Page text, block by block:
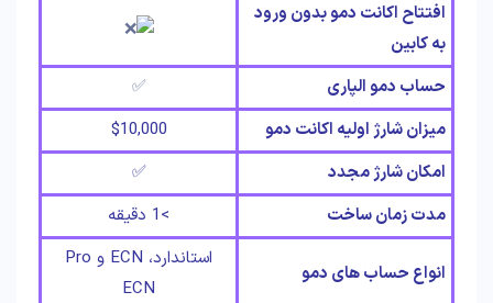
افتتاح اکانت دمو بدون ورود
به کابین
حساب دمو الپاری
✅
میزان شارژ اولیه اکانت دمو
$10,000
امکان شارژ مجدد
✅
مدت زمان ساخت
>1 دقیقه
انواع حساب های دمو
استاندارد، ECN و Pro
ECN